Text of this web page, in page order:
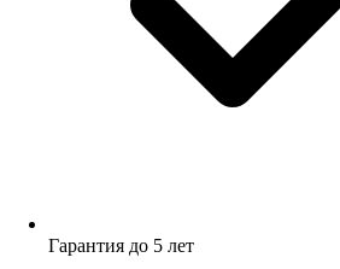
Гарантия до 5 лет